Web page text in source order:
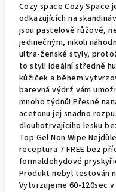
Cozy space Cozy Space
odkazujících na
jsou pastelově růžové,
jedinečným, nikoli
ultra-ženské styly,
to styl! Ideální středně
kůžiček a během
barevná výdrž vám
mnoho týdnů! Přesné
acetonu jej snadno
dlouhotrvajícího lesku
Top Gel Non Wipe
receptura 7 FREE bez
formaldehydové
Produkt nebyl testován
Vytvrzujeme 60-120sec v